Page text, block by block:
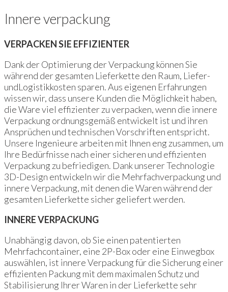
Innere verpackung
VERPACKEN SIE EFFIZIENTER
Dank der Optimierung der Verpackung können Sie
während der gesamten Lieferkette den Raum, Liefer-
undLogistikkosten sparen. Aus eigenen Erfahrungen
wissen wir, dass unsere Kunden die Möglichkeit haben,
die Ware viel effizienter zu verpacken, wenn die innere
Verpackung ordnungsgemäß entwickelt ist und ihren
Ansprüchen und technischen Vorschriften entspricht.
Unsere Ingenieure arbeiten mit Ihnen eng zusammen, um
Ihre Bedürfnisse nach einer sicheren und effizienten
Verpackung zu befriedigen. Dank unserer Technologie
3D-Design entwickeln wir die Mehrfachverpackung und
innere Verpackung, mit denen die Waren während der
gesamten Lieferkette sicher geliefert werden.
INNERE VERPACKUNG
Unabhängig davon, ob Sie einen patentierten
Mehrfachcontainer, eine 2P-Box oder eine Einwegbox
auswählen, ist innere Verpackung für die Sicherung einer
effizienten Packung mit dem maximalen Schutz und
Stabilisierung Ihrer Waren in der Lieferkette sehr